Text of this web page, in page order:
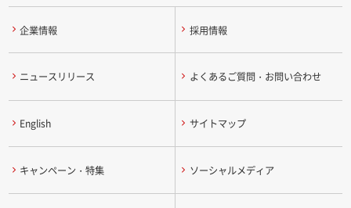
企業情報 採用情報
ニュースリリース よくあるご質問・お問い合わせ
English サイトマップ
キャンペーン・特集 ソーシャルメディア